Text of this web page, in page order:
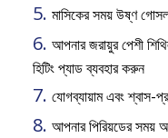
মাসিকের সময় উষ্ণ
আপনার জরায়ুর পেশী
হিটিং প্যাড ব্যবহার করুন
যোগব্যায়াম এবং
আপনার পিরিয়ডের সময়